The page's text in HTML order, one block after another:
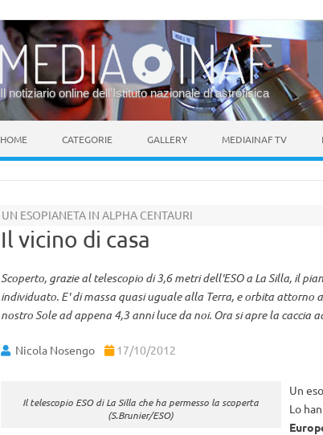
Il notiziario online dell’Istituto nazionale di astrofisica
HOME CATEGORIE GALLERY MEDIAINAF TV
UN ESOPIANETA IN ALPHA CENTAURI
Il vicino di casa
Scoperto, grazie al telescopio di 3,6 metri dell'ESO a La Silla, il
individuato. E' di massa quasi uguale alla Terra, e orbita attorno
nostro Sole ad appena 4,3 anni luce da noi. Ora si apre la caccia
Nicola Nosengo 17/10/2012
Il telescopio ESO di La Silla che ha permesso la scoperta
(S.Brunier/ESO)
Un
Lo